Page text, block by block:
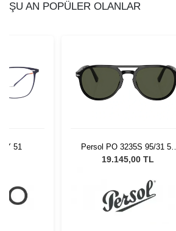
ŞU AN POPÜLER OLANLAR
51
Persol PO 3235S 95/31 55
Unisex Güneş Gözlüğü
19.145,00 TL